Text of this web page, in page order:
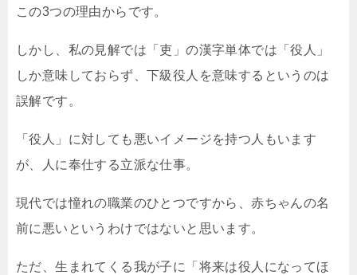
この3つの理由からです。
しかし、私の見解では「吏」の漢字単体では「役人」
しか意味しておらず、下級役人を意味するというのは
誤解です。
「役人」に対しても悪いイメージを持つ人もいます
が、人に奉仕する立派な仕事。
現代では憧れの職業のひとつですから、赤ちゃんの名
前に悪いというわけではないと思います。
ただ、生まれてくる我が子に「将来は役人になってほ